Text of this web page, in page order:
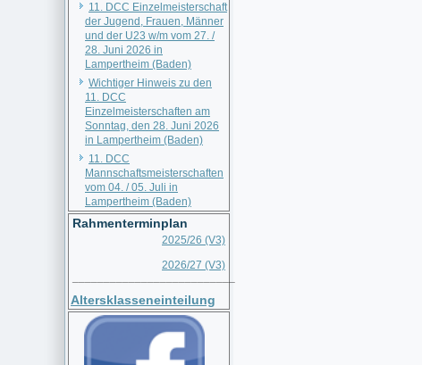
11. DCC Einzelmeisterschaft
der Jugend, Frauen, Männer
und der U23 w/m vom 27. /
28. Juni 2026 in
Lampertheim (Baden)
Wichtiger Hinweis zu den
11. DCC
Einzelmeisterschaften am
Sonntag, den 28. Juni 2026
in Lampertheim (Baden)
11. DCC
Mannschaftsmeisterschaften
vom 04. / 05. Juli in
Lampertheim (Baden)
Rahmenterminplan
2025/26 (V3)
2026/27 (V3)
Altersklasseneinteilung